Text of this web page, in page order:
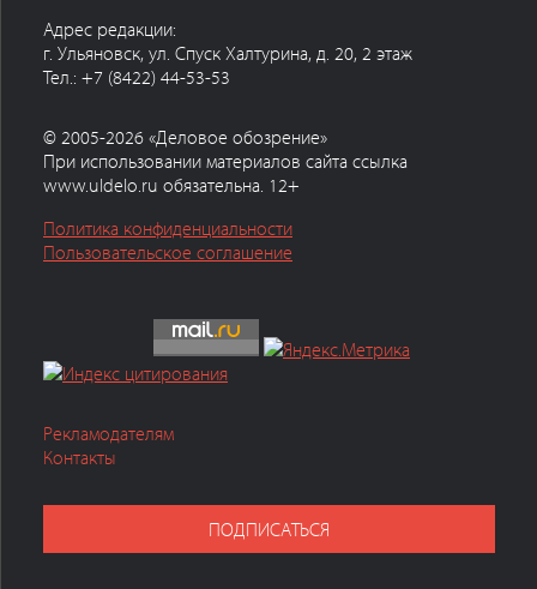
Адрес редакции:
г. Ульяновск, ул. Спуск Халтурина, д. 20, 2 этаж
Тел.: +7 (8422) 44-53-53
© 2005-2026 «Деловое обозрение»
При использовании материалов сайта ссылка
www.uldelo.ru обязательна. 12+
Политика конфиденциальности
Пользовательское соглашение
Рекламодателям
Контакты
ПОДПИСАТЬСЯ